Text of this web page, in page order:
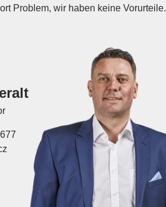
Problem, wir haben keine Vorurteile.